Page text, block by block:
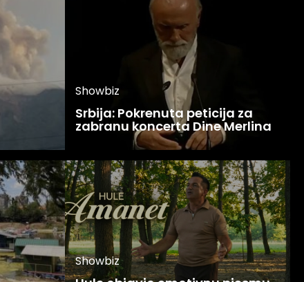
Showbiz
Srbija: Pokrenuta peticija za
zabranu koncerta Dine Merlina
Showbiz